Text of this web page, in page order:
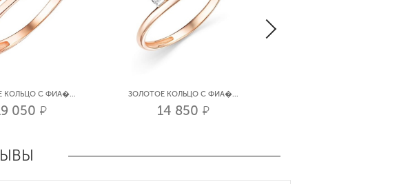
КОЛЬЦО С ФИА�...
050 р.
ЗОЛОТОЕ КОЛЬЦО С ФИА�...
14 850 р.